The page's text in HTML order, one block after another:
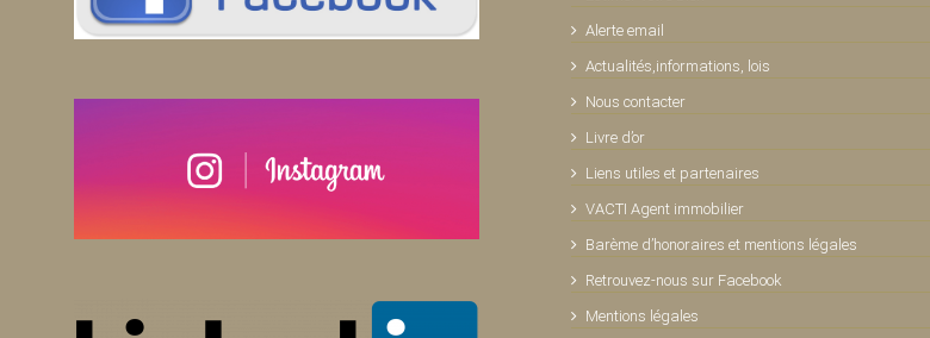
Alerte email
Actualités,informations, lois
Nous contacter
Livre d’or
Liens utiles et partenaires
VACTI Agent immobilier
Barème d’honoraires et mentions légales
Retrouvez-nous sur Facebook
Mentions légales